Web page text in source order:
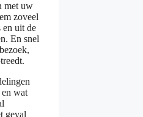
met uw
zoveel
en uit de
En snel
wat
geval